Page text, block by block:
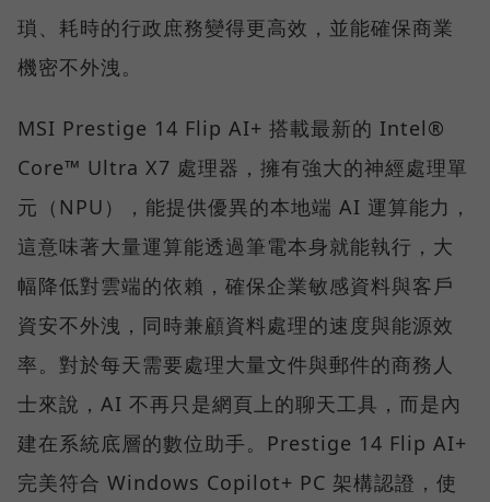
瑣、耗時的行政庶務變得更高效，並能確保商業
機密不外洩。
MSI Prestige 14 Flip AI+ 搭載最新的 Intel®
Core™ Ultra X7 處理器，擁有強大的神經處理單
元（NPU），能提供優異的本地端 AI 運算能力，
這意味著大量運算能透過筆電本身就能執行，大
幅降低對雲端的依賴，確保企業敏感資料與客戶
資安不外洩，同時兼顧資料處理的速度與能源效
率。對於每天需要處理大量文件與郵件的商務人
士來說，AI 不再只是網頁上的聊天工具，而是內
建在系統底層的數位助手。Prestige 14 Flip AI+
完美符合 Windows Copilot+ PC 架構認證，使